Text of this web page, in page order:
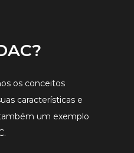
os conceitos
características e
um exemplo